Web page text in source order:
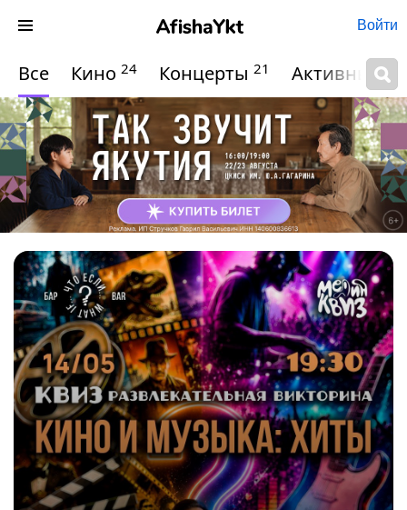
Войти
Все Кино 24 Концерты 21 Активный